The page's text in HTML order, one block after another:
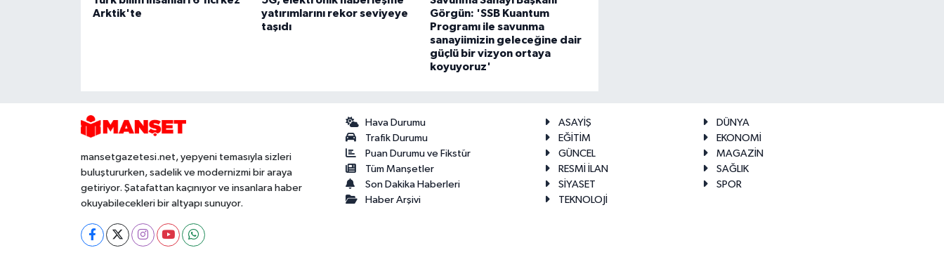
Arktik'te
yatırımlarını rekor seviyeye
taşıdı
Görgün: 'SSB Kuantum
Programı ile savunma
sanayiimizin geleceğine dair
güçlü bir vizyon ortaya
koyuyoruz'
mansetgazetesi.net, yepyeni temasıyla sizleri
buluştururken, sadelik ve modernizmi bir araya
getiriyor. Şatafattan kaçınıyor ve insanlara haber
okuyabilecekleri bir altyapı sunuyor.
Hava Durumu
Trafik Durumu
Puan Durumu ve Fikstür
Tüm Manşetler
Son Dakika Haberleri
Haber Arşivi
ASAYİŞ
DÜNYA
EĞİTİM
EKONOMİ
GÜNCEL
MAGAZİN
RESMİ İLAN
SAĞLIK
SİYASET
SPOR
TEKNOLOJİ